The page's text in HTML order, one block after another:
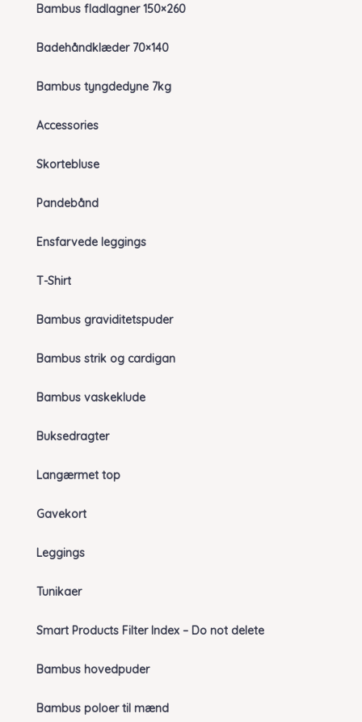
Bambus fladlagner 150×260
Badehåndklæder 70×140
Bambus tyngdedyne 7kg
Accessories
Skortebluse
Pandebånd
Ensfarvede leggings
T-Shirt
Bambus graviditetspuder
Bambus strik og cardigan
Bambus vaskeklude
Buksedragter
Langærmet top
Gavekort
Leggings
Tunikaer
Smart Products Filter Index – Do not delete
Bambus hovedpuder
Bambus poloer til mænd